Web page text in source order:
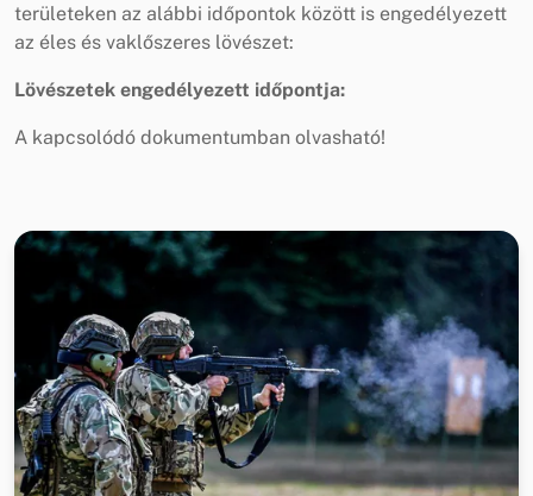
területeken az alábbi időpontok között is engedélyezett
az éles és vaklőszeres lövészet:
Lövészetek engedélyezett időpontja:
A kapcsolódó dokumentumban olvasható!